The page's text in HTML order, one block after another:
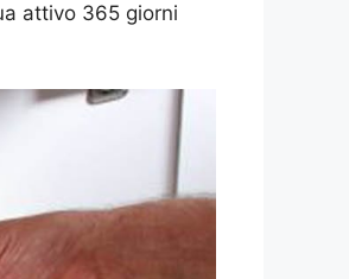
attivo 365 giorni